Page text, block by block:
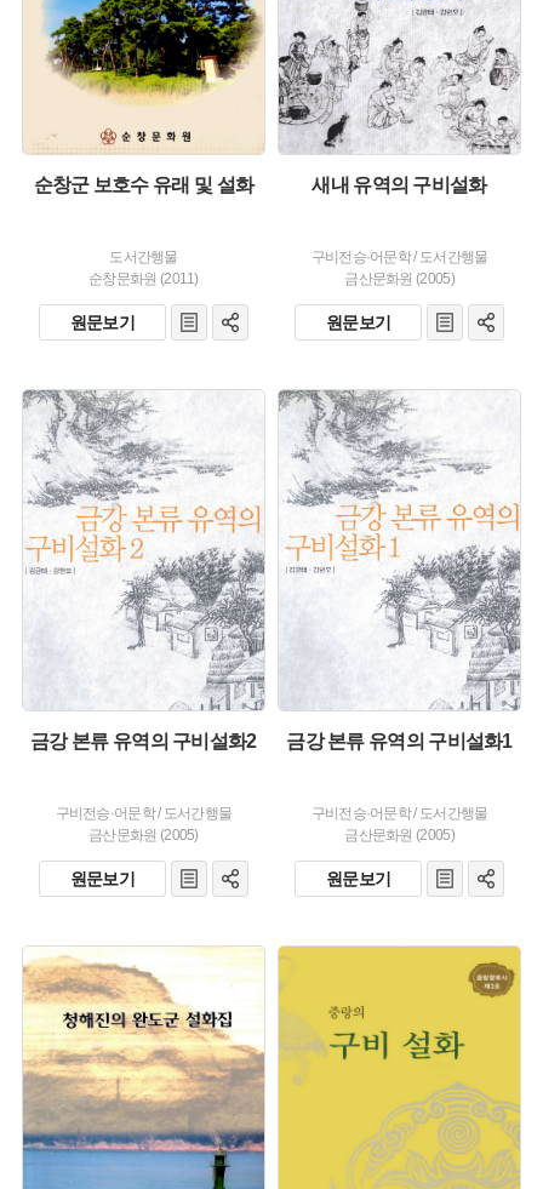
순창군 보호수 유래 및 설화
도서간행물
순창문화원 (2011)
원문보기
새내 유역의 구비설화
구비전승·어문학/ 도서간행물
금산문화원 (2005)
원문보기
주제 :
유형 :
발행 :
생산 :
금강 본류 유역의 구비설화2
구비전승·어문학/ 도서간행물
금산문화원 (2005)
원문보기
주제 :
유형 :
발행 :
생산 :
금강 본류 유역의 구비설화1
구비전승·어문학/ 도서간행물
금산문화원 (2005)
원문보기
주제 :
유형 :
발행 :
생산 :
주제 :
유형 :
발행 :